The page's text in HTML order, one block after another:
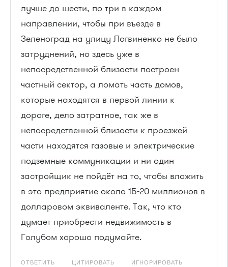
лучше до шести, по три в каждом
направлении, чтобы при въезде в
Зеленоград на улицу Логвиненко не было
затруднений, но здесь уже в
непосредственной близости построен
частный сектор, а ломать часть домов,
которые находятся в первой линии к
дороге, дело затратное, так же в
непосредственной близости к проезжей
части находятся газовые и электрические
подземные коммуникации и ни один
застройщик не пойдёт на то, чтобы вложить
в это предприятие около 15-20 миллионов в
долларовом эквиваленте. Так, что кто
думает приобрести недвижимость в
Голубом хорошо подумайте.
ОТВЕТИТЬ ЦИТИРОВАТЬ ИГНОРИРОВАТЬ